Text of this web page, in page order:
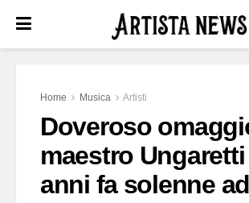
Home Musica Artisti
Doveroso
maestro Ungaretti
anni fa solenne